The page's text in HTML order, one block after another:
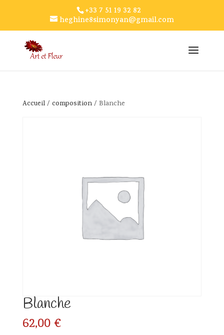
+33 7 51 19 32 82
heghine8simonyan@gmail.com
Accueil/ composition/ Blanche
Blanche
62,00 €